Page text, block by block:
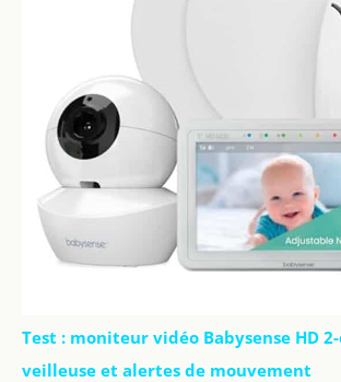
Test : moniteur vidéo Babysense HD
veilleuse et alertes de mouvement